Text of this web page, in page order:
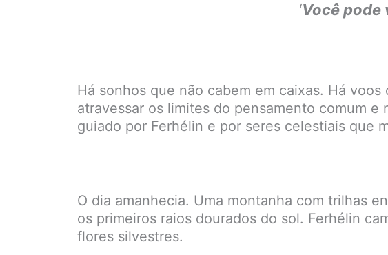
‘Você pode
Há sonhos que não cabem em caixas. Há
atravessar os limites do pensamento comum
guiado por Ferhélin e por seres celestiais que
O dia amanhecia. Uma montanha com trilhas
os primeiros raios dourados do sol. Ferhélin
flores silvestres.